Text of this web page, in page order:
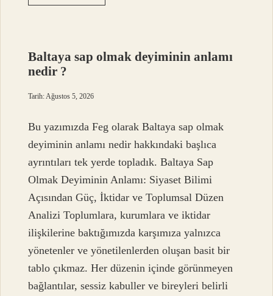
soyu
Baltaya sap olmak deyiminin anlamı
nedir ?
Tarih: Ağustos 5, 2026
Bu yazımızda Feg olarak Baltaya sap olmak
deyiminin anlamı nedir hakkındaki başlıca
ayrıntıları tek yerde topladık. Baltaya Sap
Olmak Deyiminin Anlamı: Siyaset Bilimi
Açısından Güç, İktidar ve Toplumsal Düzen
Analizi Toplumlara, kurumlara ve iktidar
ilişkilerine baktığımızda karşımıza yalnızca
yönetenler ve yönetilenlerden oluşan basit bir
tablo çıkmaz. Her düzenin içinde görünmeyen
bağlantılar, sessiz kabuller ve bireyleri belirli